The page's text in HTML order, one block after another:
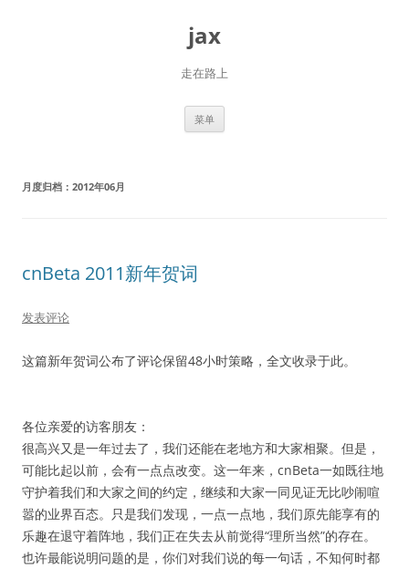
jax
走在路上
菜单
月度归档： 2012年06月
cnBeta 2011新年贺词
发表评论
这篇新年贺词公布了评论保留48小时策略，全文收录于此。
各位亲爱的访客朋友：
很高兴又是一年过去了，我们还能在老地方和大家相聚。但是，
可能比起以前，会有一点点改变。这一年来，cnBeta一如既往地
守护着我们和大家之间的约定，继续和大家一同见证无比吵闹喧
嚣的业界百态。只是我们发现，一点一点地，我们原先能享有的
乐趣在退守着阵地，我们正在失去从前觉得“理所当然”的存在。
也许最能说明问题的是，你们对我们说的每一句话，不知何时都